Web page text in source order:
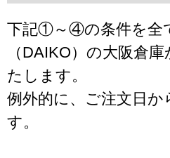
下記①～④の条件を全
（DAIKO）の大阪倉
たします。
例外的に、ご注文日
す。